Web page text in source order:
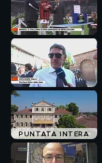
PUNTATA INTERA